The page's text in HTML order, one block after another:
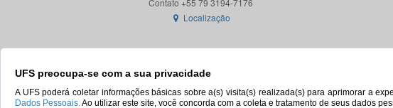
UFS preocupa-se com a sua privacidade
A UFS poderá coletar informações básicas sobre a(s) visita(s) realizada(s) para aprimorar a
Dados Pessoais.Ao utilizar este site, você concorda com a coleta e tratamento de seus dados
Localização